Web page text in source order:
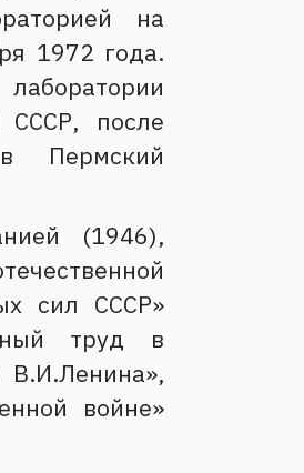
на
1972 года.
после
Пермский
(1946),
сил СССР»
труд в
войне»